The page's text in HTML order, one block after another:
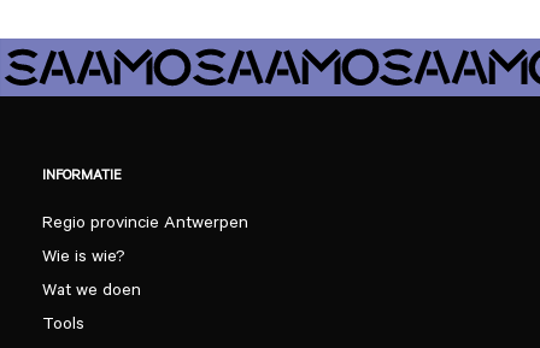
INFORMATIE
Regio provincie Antwerpen
Wie is wie?
Wat we doen
Tools